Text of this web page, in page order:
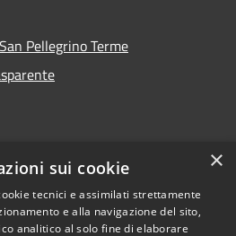
Pellegrino Terme
×
sui cookie
tecnici e assimilati strettamente
e alla navigazione del sito,
analitico al solo fine di elaborare